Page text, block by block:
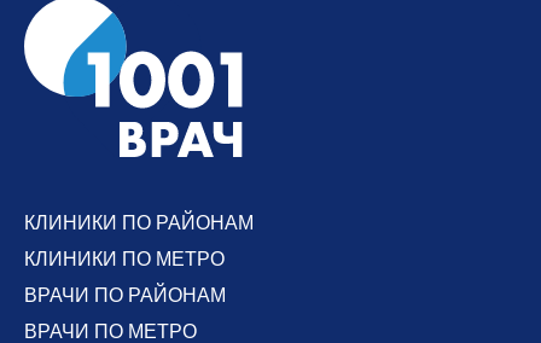
КЛИНИКИ ПО РАЙОНАМ
КЛИНИКИ ПО МЕТРО
ВРАЧИ ПО РАЙОНАМ
ВРАЧИ ПО МЕТРО